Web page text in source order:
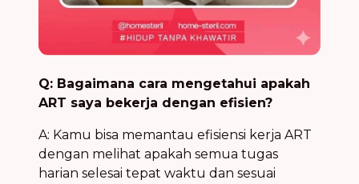
Q: Bagaimana cara mengetahui apakah
ART saya bekerja dengan efisien?
A: Kamu bisa memantau efisiensi kerja ART
dengan melihat apakah semua tugas
harian selesai tepat waktu dan sesuai